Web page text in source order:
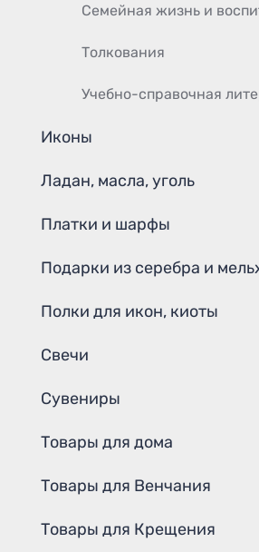
Семейная жизнь и
Толкования
Учебно-справочная
Иконы
Ладан, масла, уголь
Платки и шарфы
Подарки из серебра и
Полки для икон, киоты
Свечи
Сувениры
Товары для дома
Товары для Венчания
Товары для Крещения